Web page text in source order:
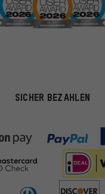
SICHER BEZAHLEN